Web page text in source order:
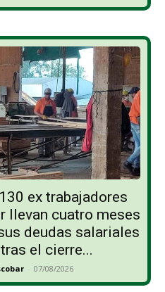
ex trabajadores
llevan cuatro meses
deudas salariales
el cierre...
- 07/08/2026